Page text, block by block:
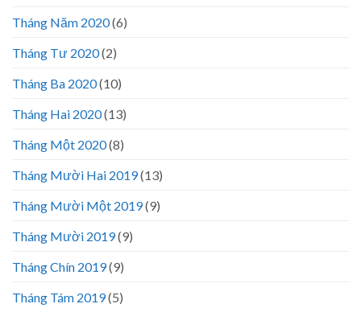
Tháng Năm 2020(6)
Tháng Tư 2020(2)
Tháng Ba 2020(10)
Tháng Hai 2020(13)
Tháng Một 2020(8)
Tháng Mười Hai 2019(13)
Tháng Mười Một 2019(9)
Tháng Mười 2019(9)
Tháng Chín 2019(9)
Tháng Tám 2019(5)